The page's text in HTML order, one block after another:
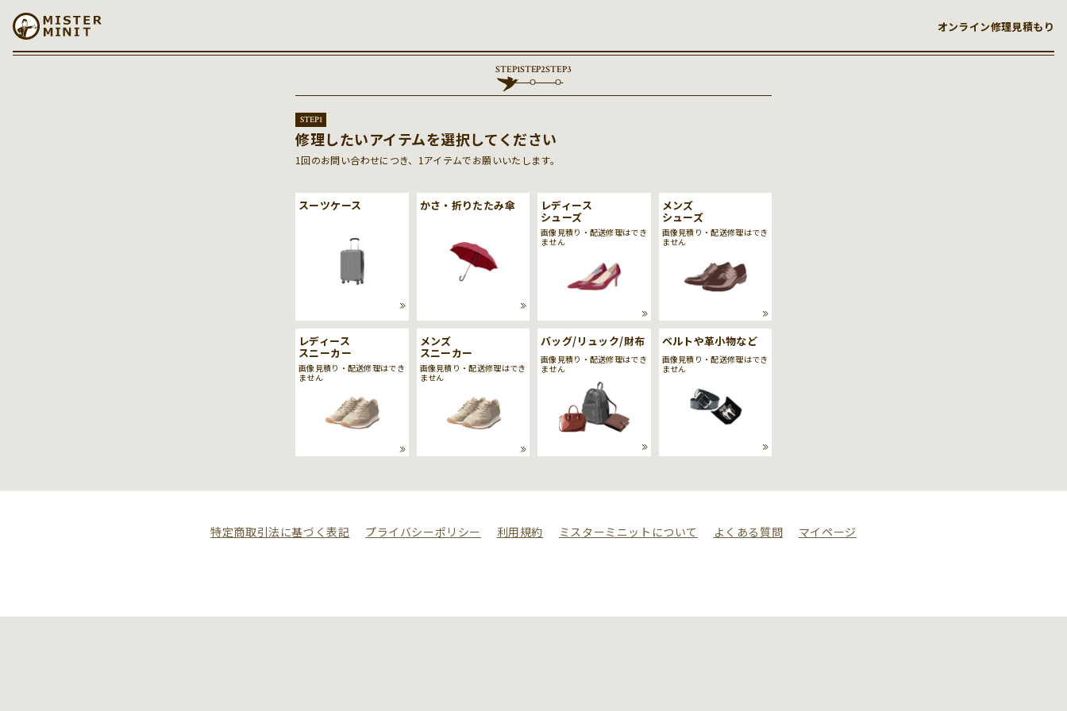
コンテンツに進む オンライン修理見積もり
STEP1STEP2STEP3
STEP1
修理したいアイテムを選択してください
1回のお問い合わせにつき、1アイテムでお願いいたします。
スーツケース かさ・折りたたみ傘 レディース
シューズ
画像見積り・配送修理はでき
ません
メンズ
シューズ
画像見積り・配送修理はでき
ません
レディース
スニーカー
画像見積り・配送修理はでき
ません
メンズ
スニーカー
画像見積り・配送修理はでき
ません
バッグ/リュック/財布
画像見積り・配送修理はでき
ません
ベルトや革小物など
画像見積り・配送修理はでき
ません
特定商取引法に基づく表記 プライバシーポリシー 利用規約 ミスターミニットについて よくある質問 マイページ